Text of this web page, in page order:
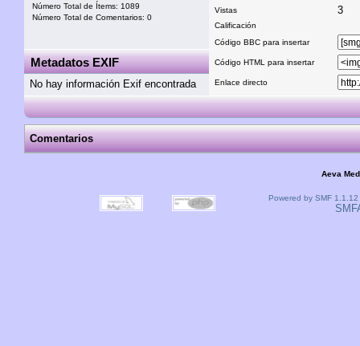
Número Total de Ítems: 1089
Número Total de Comentarios: 0
Vistas 3
Calificación
Código BBC para insertar
Código HTML para insertar
Enlace directo
Metadatos EXIF
No hay información Exif encontrada
Comentarios
Aeva
Powered by SMF 1.1.12